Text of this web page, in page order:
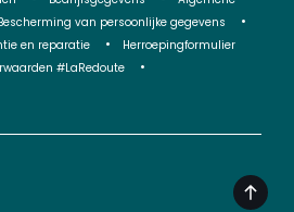
van persoonlijke gegevens
en reparatie
Herroepingformulier
#LaRedoute